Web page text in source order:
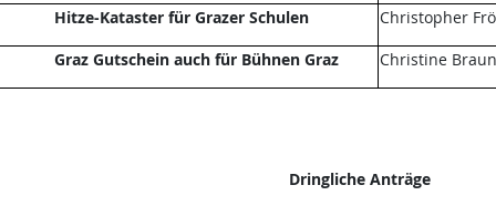
Hitze-Kataster für Grazer Schulen
Christopher
Graz Gutschein auch für Bühnen Graz
Christine
Dringliche Anträge